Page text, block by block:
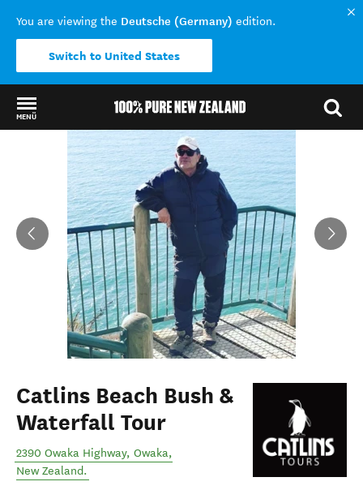
You are viewing the Deutsche (Germany) edition.
Switch to United States
MENÜ
Back to my results
Catlins Beach Bush &
Waterfall Tour
2390 Owaka Highway, Owaka,
New Zealand.